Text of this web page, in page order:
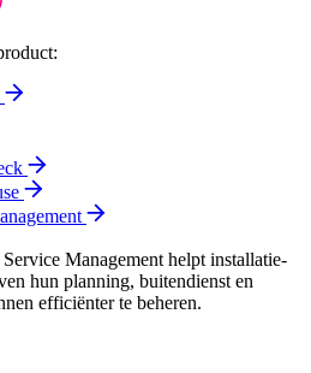
Management helpt installatie-
hun planning, buitendienst en
efficiënter te beheren.